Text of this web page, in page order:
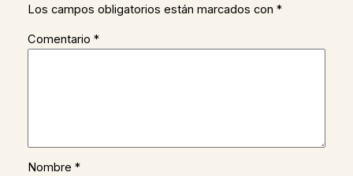
Los campos obligatorios están marcados con *
Comentario *
Nombre *